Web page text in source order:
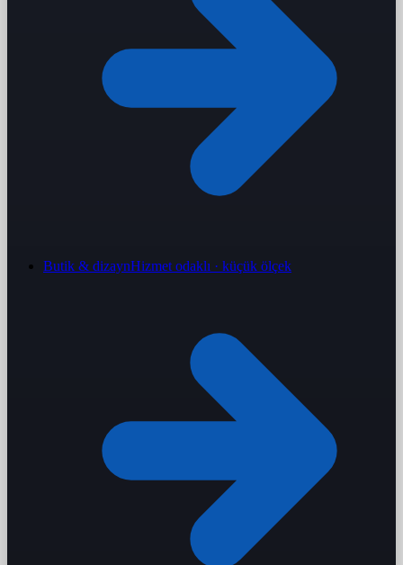
Butik & dizaynHizmet odaklı · küçük ölçek